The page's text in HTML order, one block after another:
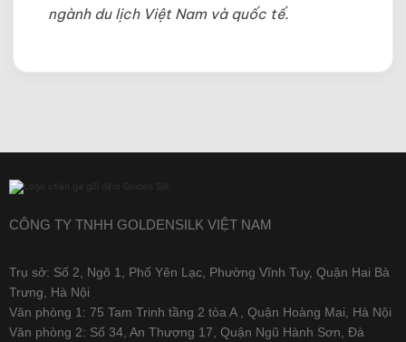
ngành du lịch Việt Nam và quốc tế.
CÔNG TY TNHH GOLDENSILK VIỆT NAM
Trụ sở: Số 2, Ngõ 1, Phố Yên Lạc, Phường Vĩnh Tuy, Quận Hai Bà
Trưng, Hà Nội
Văn phòng 1: 75 Tam Trinh tầng 2 tòa A , Quận Hoàng Mai, Hà Nội
Văn phòng 2: Số 34, An Thượng 17, Quận Ngũ Hành Sơn, Đà